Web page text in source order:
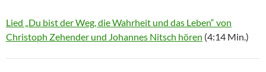
Lied „Du bist der Weg, die Wahrheit und das Leben“ von
Christoph Zehender und Johannes Nitsch hören (4:14 Min.)